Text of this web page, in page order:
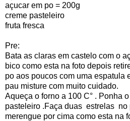
açucar em po = 200g
creme pasteleiro
fruta fresca
Pre:
Bata as claras em castelo com o
bico como esta na foto depois
po aos poucos com uma espatula
pau misture com muito cuidado.
Aqueça o forno a 100 C° . Ponha
pasteleiro .Faça duas estrelas
merengue por cima como esta na